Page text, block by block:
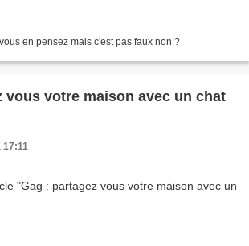
en pensez mais c'est pas faux non ?
vous votre maison avec un chat
17:11